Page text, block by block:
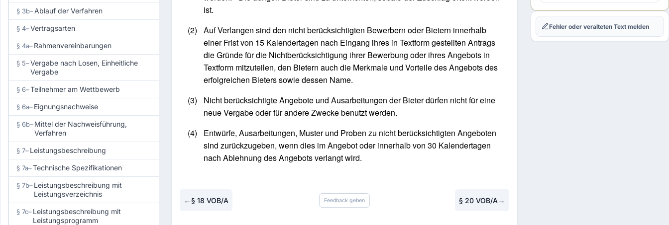
§ 3b–Ablauf der Verfahren
§ 4–Vertragsarten
§ 4a–Rahmenvereinbarungen
§ 5–Vergabe nach Losen, Einheitliche
Vergabe
§ 6–Teilnehmer am Wettbewerb
§ 6a–Eignungsnachweise
§ 6b–Mittel der Nachweisführung,
Verfahren
§ 7–Leistungsbeschreibung
§ 7a–Technische Spezifikationen
§ 7b–Leistungsbeschreibung mit
Leistungsverzeichnis
§ 7c–Leistungsbeschreibung mit
Leistungsprogramm
ist.
(2)
Auf Verlangen sind den nicht berücksichtigten Bewerbern oder Bietern innerhalb
einer Frist von 15 Kalendertagen nach Eingang ihres in Textform gestellten Antrags
die Gründe für die Nichtberücksichtigung ihrer Bewerbung oder ihres Angebots in
Textform mitzuteilen, den Bietern auch die Merkmale und Vorteile des Angebots des
erfolgreichen Bieters sowie dessen Name.
(3)
Nicht berücksichtigte Angebote und Ausarbeitungen der Bieter dürfen nicht für eine
neue Vergabe oder für andere Zwecke benutzt werden.
(4)
Entwürfe, Ausarbeitungen, Muster und Proben zu nicht berücksichtigten Angeboten
sind zurückzugeben, wenn dies im Angebot oder innerhalb von 30 Kalendertagen
nach Ablehnung des Angebots verlangt wird.
←§ 18 VOB/A Feedback geben § 20 VOB/A →
Fehler oder veralteten Text melden